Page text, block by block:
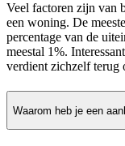
Veel factoren zijn van
een woning. De
percentage van de
meestal 1%.
verdient zichzelf terug
Waarom heb je een